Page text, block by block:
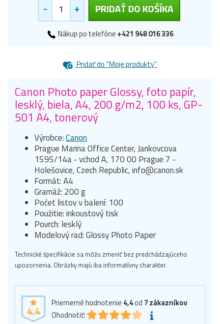
- + PRIDAŤ DO KOŠÍKA
Nákup po telefóne +421 948 016 336
Pridať do “Moje produkty”
Canon Photo paper Glossy, foto papír,
lesklý, biela, A4, 200 g/m2, 100 ks, GP-
501 A4, tonerový
Výrobce:Canon
Prague Marina Office Center, Jankovcova
1595/14a - vchod A, 170 00 Prague 7 -
Holešovice, Czech Republic, info@canon.sk
Formát: A4
Gramáž: 200 g
Počet listov v balení: 100
Použitie: inkoustový tisk
Povrch: lesklý
Modelový rad: Glossy Photo Paper
Technické špecifikácie sa môžu zmeniť bez predchádzajúceho
upozornenia. Obrázky majú iba informatívny charakter.
4,4
Priemerné hodnotenie 4,4od 7zákazníkov
Ohodnotiť: